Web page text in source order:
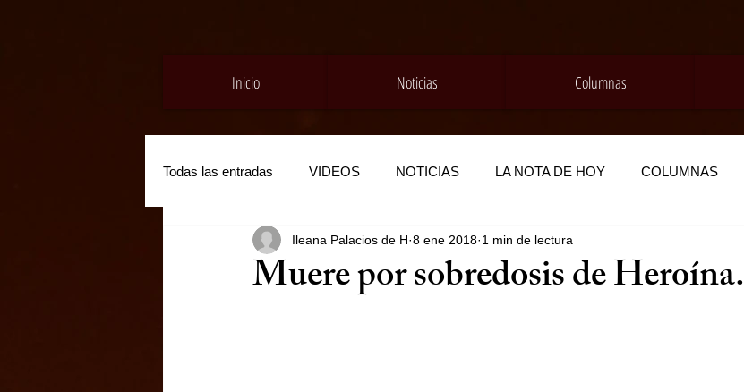
Inicio Noticias Columnas
Todas las entradas VIDEOS NOTICIAS LA NOTA DE HOY COLUMNAS
Muere por sobredosis de Heroína.
Ileana Palacios de H 8 ene 2018 1 min de lectura